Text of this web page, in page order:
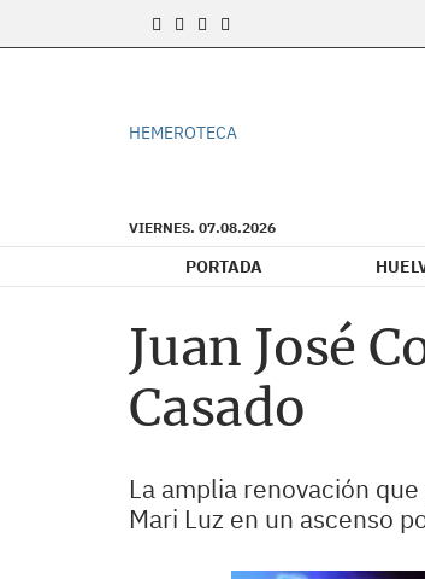
HEMEROTECA
VIERNES. 07.08.2026
PORTADA
Juan José
Casado
La amplia renovación
Mari Luz en un ascenso